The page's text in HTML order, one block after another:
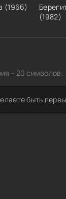
(1966)
(1982)
- 20 символов.
быть